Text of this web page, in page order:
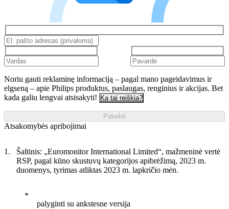
Noriu gauti reklaminę informaciją – pagal mano pageidavimus ir
elgseną – apie Philips produktus, paslaugas, renginius ir akcijas. Bet
kada galiu lengvai atsisakyti! Ką tai reiškia?
Pateikti
Atsakomybės apribojimai
Šaltinis: „Euromonitor International Limited“, mažmeninė vertė
RSP, pagal kūno skustuvų kategorijos apibrėžimą, 2023 m.
duomenys, tyrimas atliktas 2023 m. lapkričio mėn.
palyginti su ankstesne versija